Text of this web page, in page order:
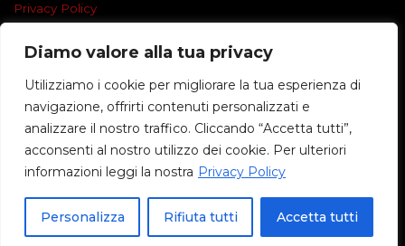
Diamo valore alla tua privacy
Utilizziamo i cookie per migliorare la tua esperienza di
navigazione, offrirti contenuti personalizzati e
analizzare il nostro traffico. Cliccando “Accetta tutti”,
acconsenti al nostro utilizzo dei cookie. Per ulteriori
informazioni leggi la nostra Privacy Policy
Personalizza Rifiuta tutti Accetta tutti
Privacy Policy
©2026 BILANCI DI GIUSTIZIA
Back
to